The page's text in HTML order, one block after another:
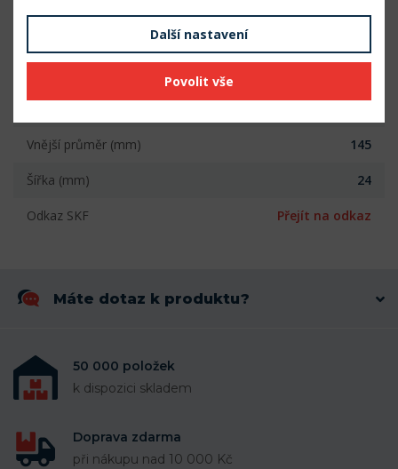
Parametry
Vnější průměr (mm) 145
Šířka (mm) 24
Odkaz SKF Přejít na odkaz
Máte dotaz k produktu?
50 000 položek
k dispozici skladem
Doprava zdarma
při nákupu nad 10 000 Kč
Další nastavení
Povolit vše